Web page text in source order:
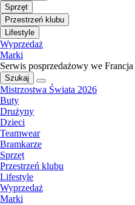
Sprzęt
Przestrzeń klubu
Lifestyle
Wyprzedaż
Marki
Serwis posprzedażowy we Francja
Szukaj
Mistrzostwa Świata 2026
Buty
Drużyny
Dzieci
Teamwear
Bramkarze
Sprzęt
Przestrzeń klubu
Lifestyle
Wyprzedaż
Marki